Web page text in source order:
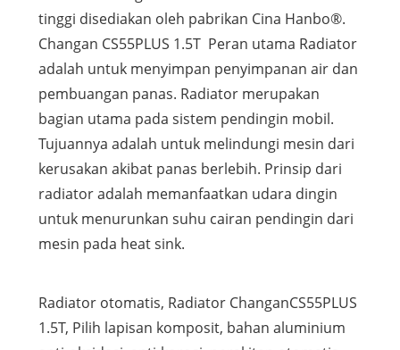
tinggi disediakan oleh pabrikan Cina Hanbo®.
Changan CS55PLUS 1.5T Peran utama Radiator
adalah untuk menyimpan penyimpanan air dan
pembuangan panas. Radiator merupakan
bagian utama pada sistem pendingin mobil.
Tujuannya adalah untuk melindungi mesin dari
kerusakan akibat panas berlebih. Prinsip dari
radiator adalah memanfaatkan udara dingin
untuk menurunkan suhu cairan pendingin dari
mesin pada heat sink.
Radiator otomatis, Radiator ChanganCS55PLUS
1.5T, Pilih lapisan komposit, bahan aluminium